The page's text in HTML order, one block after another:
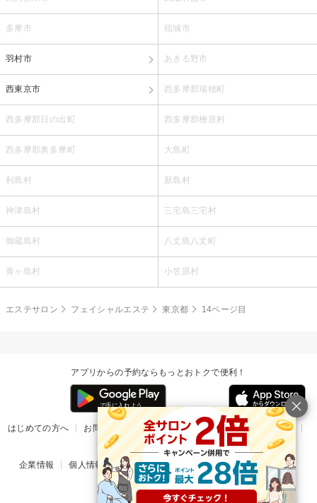
多摩市 稲城市
羽村市 あきる野市
西東京市 西多摩郡瑞穂町
西多摩郡日の出町 西多摩郡檜原村
西多摩郡奥多摩町 大島町
利島村 新島村
神津島村 三宅島三宅村
御蔵島村 八丈島八丈町
青ヶ島村 小笠原村
エステサロン フェイシャルエステ 東京都 14ページ目
アプリからの予約ならもっとおトクで便利！
はじめての方へ お問い合わせ ヘルプ リリース情報
利用規約
掲載ご希望のサロン様
企業情報 個人情報保護方針 楽天のサービス一覧 アプリ一覧
© Rakuten Group, Inc.